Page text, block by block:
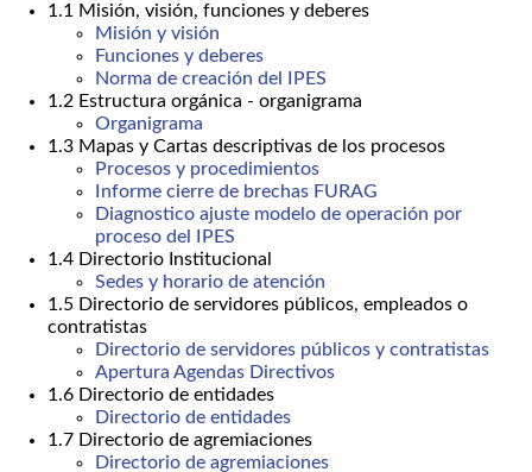
1.1 Misión, visión, funciones y deberes
Misión y visión
Funciones y deberes
Norma de creación del IPES
1.2 Estructura orgánica - organigrama
Organigrama
1.3 Mapas y Cartas descriptivas de los procesos
Procesos y procedimientos
Informe cierre de brechas FURAG
Diagnostico ajuste modelo de operación por
proceso del IPES
1.4 Directorio Institucional
Sedes y horario de atención
1.5 Directorio de servidores públicos, empleados o
contratistas
Directorio de servidores públicos y contratistas
Apertura Agendas Directivos
1.6 Directorio de entidades
Directorio de entidades
1.7 Directorio de agremiaciones
Directorio de agremiaciones